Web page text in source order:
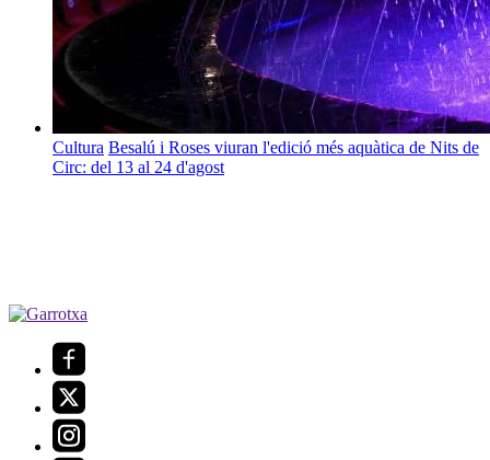
Cultura Besalú i Roses viuran l'edició més aquàtica de Nits de
Circ: del 13 al 24 d'agost